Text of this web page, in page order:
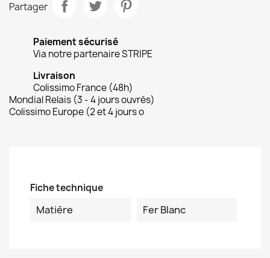
Partager
Paiement sécurisé
Via notre partenaire STRIPE
Livraison
Colissimo France (48h)
Mondial Relais (3 - 4 jours ouvrés)
Colissimo Europe (2 et 4 jours o
Fiche technique
Matière Fer Blanc